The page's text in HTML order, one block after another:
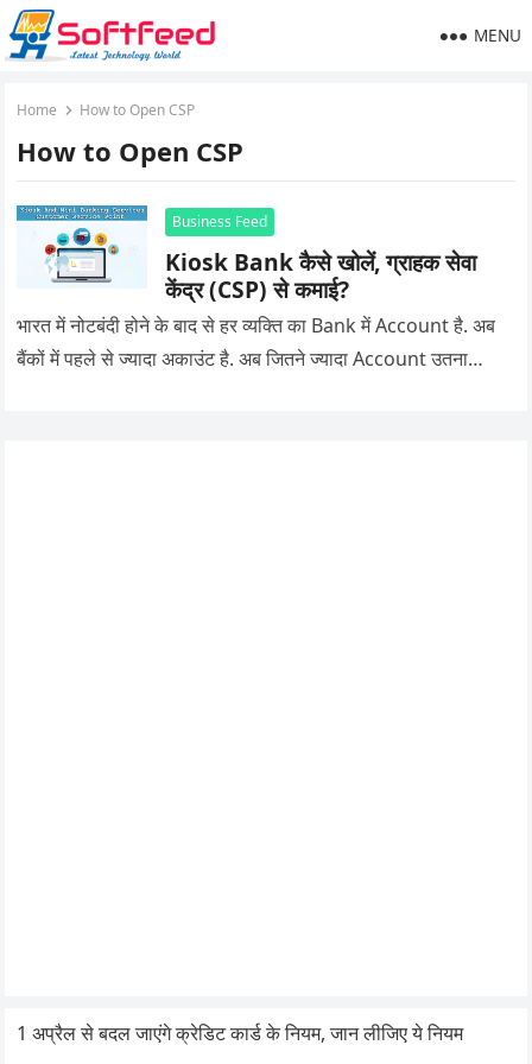
MENU
Home How to Open CSP
How to Open CSP
Business Feed
Kiosk Bank कैसे खोलें, ग्राहक सेवा
केंद्र (CSP) से कमाई?
भारत में नोटबंदी होने के बाद से हर व्यक्ति का Bank में Account है. अब
बैंकों में पहले से ज्यादा अकाउंट है. अब जितने ज्यादा Account उतना…
1 अप्रैल से बदल जाएंगे क्रेडिट कार्ड के नियम, जान लीजिए ये नियम